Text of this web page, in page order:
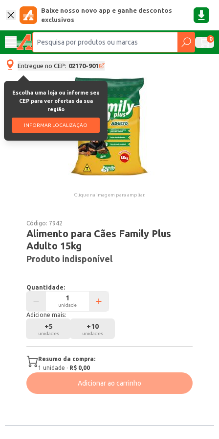
Baixe nosso novo app e ganhe descontos
exclusivos
0
Entregue no CEP: 02170-901
Escolha uma loja ou informe seu
CEP para ver ofertas da sua
região
INFORMAR LOCALIZAÇÃO
Clique na imagem para ampliar.
Código: 7942
Alimento para Cães Family Plus
Adulto 15kg
Produto indisponível
Quantidade:
unidade
Adicione mais:
+5
unidades
+10
unidades
Resumo da compra:
1 unidade · R$ 0,00
Adicionar ao carrinho